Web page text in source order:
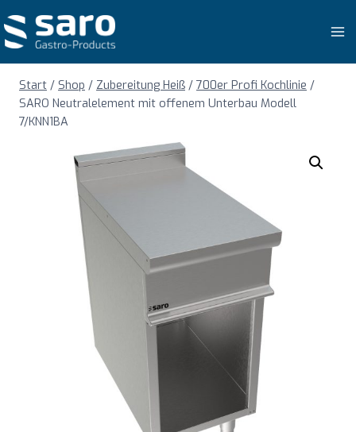
Inhalt
springen
Start / Shop / Zubereitung Heiß / 700er Profi Kochlinie /
SARO Neutralelement mit offenem Unterbau Modell
7/KNN1BA